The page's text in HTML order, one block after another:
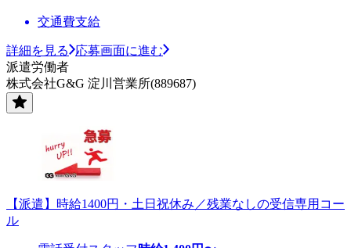
交通費支給
詳細を見る
応募画面に進む
派遣労働者
株式会社G&G 淀川営業所(889687)
【派遣】時給1400円・土日祝休み／残業なしの受信専用コー
ル